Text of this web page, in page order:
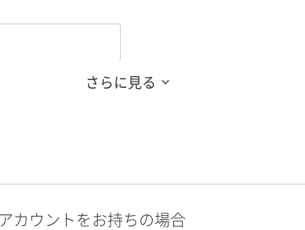
さらに見る
カウントをお持ちの場合